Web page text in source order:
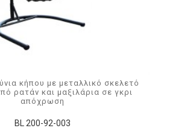
BL 200-92-003
κήπου με μεταλλικό σκελετό
ρατάν και μαξιλάρια σε γκρι
απόχρωση